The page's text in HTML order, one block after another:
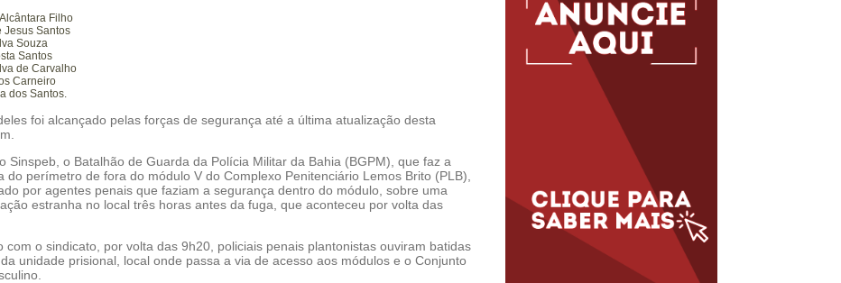
Filho
Jesus Santos
Souza
Santos
de Carvalho
Carneiro
dos Santos.
foi alcançado pelas forças de segurança até a última atualização desta
Sinspeb, o Batalhão de Guarda da Polícia Militar da Bahia (BGPM), que faz a
do perímetro de fora do módulo V do Complexo Penitenciário Lemos Brito (PLB),
por agentes penais que faziam a segurança dentro do módulo, sobre uma
estranha no local três horas antes da fuga, que aconteceu por volta das
com o sindicato, por volta das 9h20, policiais penais plantonistas ouviram batidas
unidade prisional, local onde passa a via de acesso aos módulos e o Conjunto